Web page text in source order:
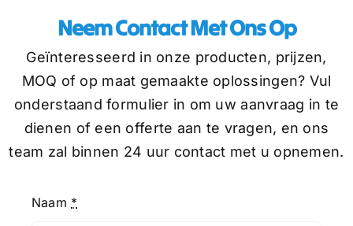
Neem Contact Met Ons Op
Geïnteresseerd in onze producten, prijzen,
MOQ of op maat gemaakte oplossingen? Vul
onderstaand formulier in om uw aanvraag in te
dienen of een offerte aan te vragen, en ons
team zal binnen 24 uur contact met u opnemen.
Naam *